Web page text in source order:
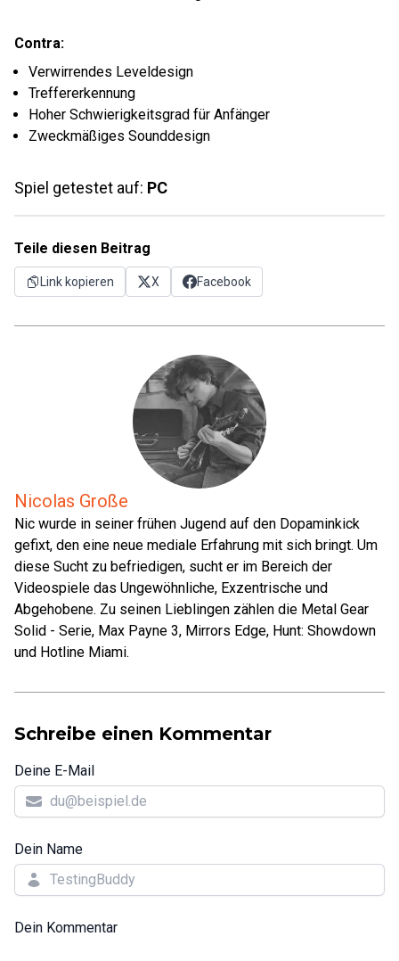
Contra:
Verwirrendes Leveldesign
Treffererkennung
Hoher Schwierigkeitsgrad für Anfänger
Zweckmäßiges Sounddesign
Spiel getestet auf: PC
Teile diesen Beitrag
Link kopieren X Facebook
Nicolas Große
Nic wurde in seiner frühen Jugend auf den Dopaminkick
gefixt, den eine neue mediale Erfahrung mit sich bringt. Um
diese Sucht zu befriedigen, sucht er im Bereich der
Videospiele das Ungewöhnliche, Exzentrische und
Abgehobene. Zu seinen Lieblingen zählen die Metal Gear
Solid - Serie, Max Payne 3, Mirrors Edge, Hunt: Showdown
und Hotline Miami.
Schreibe einen Kommentar
Deine E-Mail
Dein Name
Dein Kommentar